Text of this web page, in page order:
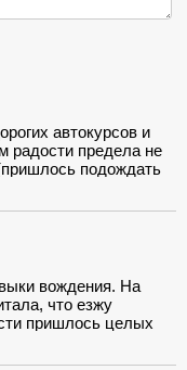
автокурсов и
радости предела не
подождать
учителей и
вождения. На
что езжу
пришлось целых
по площадке. Злилась
производственного